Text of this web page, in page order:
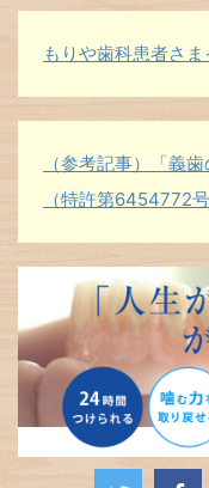
もりや歯科患者さ
（参考記事）「義
（特許第6454772号